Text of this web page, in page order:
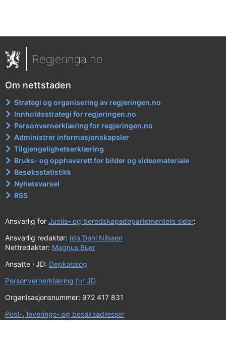
Regjeringa.no
Om nettstaden
Strategi og organisering av regjeringen.no
Innholdsstrategi for regjeringen.no
Personvernerklæring for regjeringen.no
Administrer informasjonskapsler
Tilgjengelighetserklæring
Bruks- og opphavsrett for bilder og videomateriale
Besøksstatistikk
Nyhetsvarsel
RSS
Ansvarlig for Justis- og beredskapsdepartementets sider:
Ansvarlig redaktør: Ida Dahl Nilssen
Nettredaktør: Magnus Buer
Ansatte i JD: Depkatalog
Personvernerklæring for JD
Organisasjonsnummer: 972 417 831
Post-, leverings- og besøksadresser